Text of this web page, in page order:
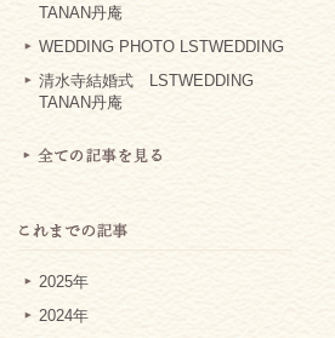
TANAN丹庵
WEDDING PHOTO LSTWEDDING
清水寺結婚式 LSTWEDDING
TANAN丹庵
2025年
2024年